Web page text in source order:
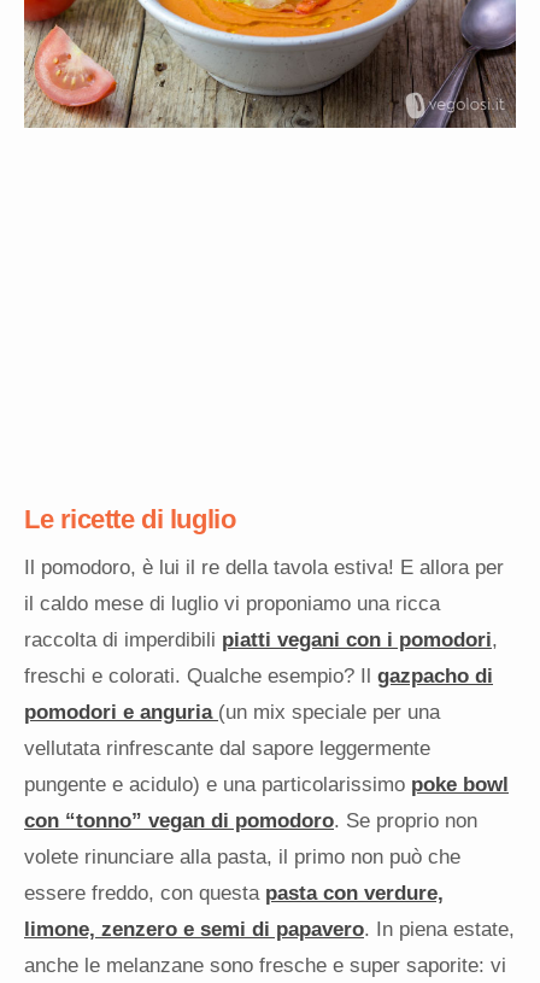
Le ricette di luglio
Il pomodoro, è lui il re della tavola estiva! E allora per
il caldo mese di luglio vi proponiamo una ricca
raccolta di imperdibili piatti vegani con i pomodori,
freschi e colorati. Qualche esempio? Il gazpacho di
pomodori e anguria (un mix speciale per una
vellutata rinfrescante dal sapore leggermente
pungente e acidulo) e una particolarissimo poke bowl
con “tonno” vegan di pomodoro. Se proprio non
volete rinunciare alla pasta, il primo non può che
essere freddo, con questa pasta con verdure,
limone, zenzero e semi di papavero. In piena estate,
anche le melanzane sono fresche e super saporite: vi